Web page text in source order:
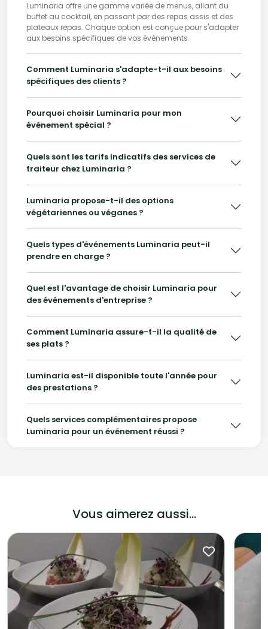
Luminaria offre une gamme variée de menus, allant du
buffet au cocktail, en passant par des repas assis et des
plateaux repas. Chaque option est conçue pour s'adapter
aux besoins spécifiques de vos événements.
Comment Luminaria s'adapte-t-il aux besoins
spécifiques des clients ?
Pourquoi choisir Luminaria pour mon
événement spécial ?
Quels sont les tarifs indicatifs des services de
traiteur chez Luminaria ?
Luminaria propose-t-il des options
végétariennes ou véganes ?
Quels types d'événements Luminaria peut-il
prendre en charge ?
Quel est l'avantage de choisir Luminaria pour
des événements d'entreprise ?
Comment Luminaria assure-t-il la qualité de
ses plats ?
Luminaria est-il disponible toute l'année pour
des prestations ?
Quels services complémentaires propose
Luminaria pour un événement réussi ?
Vous aimerez aussi...